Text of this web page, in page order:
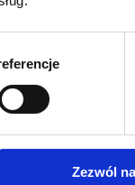
Zezwól
wynosiła:
PLN.
50,00
wynosi:
PLN.
+ 23% VAT (
najniższa cena: